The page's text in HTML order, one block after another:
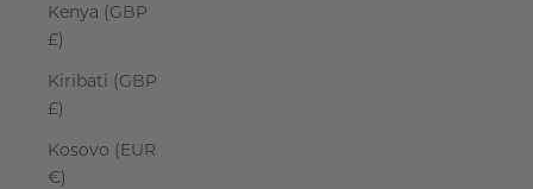
Kenya (GBP
£)
Kiribati (GBP
£)
Kosovo (EUR
€)